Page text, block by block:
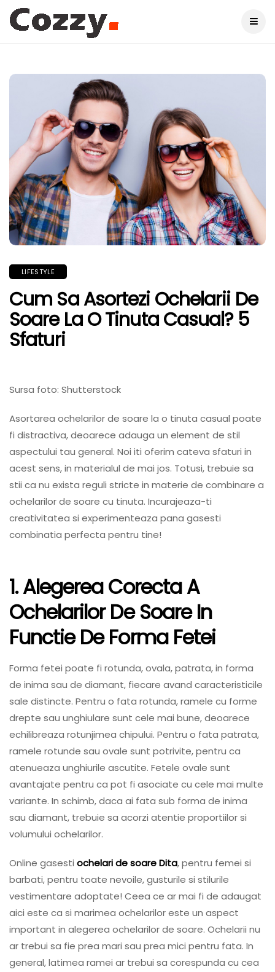
LIFESTYLE
Cum Sa Asortezi Ochelarii De
Soare La O Tinuta Casual? 5
Sfaturi
Sursa foto: Shutterstock
Asortarea ochelarilor de soare la o tinuta casual poate
fi distractiva, deoarece adauga un element de stil
aspectului tau general. Noi iti oferim cateva sfaturi in
acest sens, in materialul de mai jos. Totusi, trebuie sa
stii ca nu exista reguli stricte in materie de combinare a
ochelarilor de soare cu tinuta. Incurajeaza-ti
creativitatea si experimenteaza pana gasesti
combinatia perfecta pentru tine!
1. Alegerea Corecta A
Ochelarilor De Soare In
Functie De Forma Fetei
Forma fetei poate fi rotunda, ovala, patrata, in forma
de inima sau de diamant, fiecare avand caracteristicile
sale distincte. Pentru o fata rotunda, ramele cu forme
drepte sau unghiulare sunt cele mai bune, deoarece
echilibreaza rotunjimea chipului. Pentru o fata patrata,
ramele rotunde sau ovale sunt potrivite, pentru ca
atenueaza unghiurile ascutite. Fetele ovale sunt
avantajate pentru ca pot fi asociate cu cele mai multe
variante. In schimb, daca ai fata sub forma de inima
sau diamant, trebuie sa acorzi atentie proportiilor si
volumului ochelarilor.
Online gasesti ochelari de soare Dita, pentru femei si
barbati, pentru toate nevoile, gusturile si stilurile
vestimentare adoptate! Ceea ce ar mai fi de adaugat
aici este ca si marimea ochelarilor este un aspect
important in alegerea ochelarilor de soare. Ochelarii nu
ar trebui sa fie prea mari sau prea mici pentru fata. In
general, latimea ramei ar trebui sa corespunda cu cea